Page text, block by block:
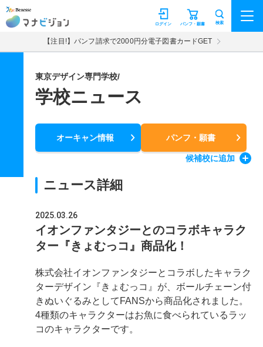
マナビジョン パンフ・願書
ログイン 検索
【注目!】パンフ請求で2000円分電子図書カードGET
東京デザイン専門学校/
学校ニュース
オーキャン情報 パンフ・願書
候補校に追加
ニュース詳細
2025.03.26
イオンファンタジーとのコラボキャラク
ター『きょむっコ』商品化！
株式会社イオンファンタジーとコラボしたキャラク
ターデザイン『きょむっコ』が、ボールチェーン付
きぬいぐるみとしてFANSから商品化されました。
4種類のキャラクターはお魚に食べられているラッ
コのキャラクターです。